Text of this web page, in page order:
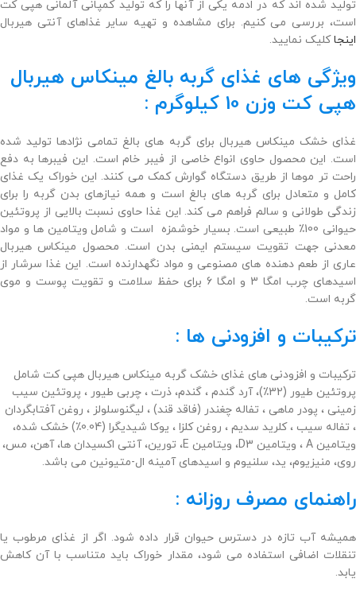
تولید شده اند که در ادمه یکی از آنها را که تولید کمپانی آلمانی هپی کت
است، بررسی می کنیم. برای مشاهده و تهیه سایر غذاهای آنتی هیربال
اینجاکلیک نمایید.
ویژگی های غذای گربه بالغ مینکاس هیربال
هپی کت وزن 10 کیلوگرم :
غذای خشک مینکاس هیربال برای گربه های بالغ تمامی نژادها تولید شده
است. این محصول حاوی انواع خاصی از فیبر خام است. این فیبرها به دفع
راحت تر موها از طریق دستگاه گوارش کمک می کنند. این خوراک یک غذای
کامل و متعادل برای گربه های بالغ است و همه نیازهای بدن گربه را برای
زندگی طولانی و سالم فراهم می کند. این غذا حاوی نسبت بالایی از پروتئین
حیوانی 100٪ طبیعی است. بسیار خوشمزه است و شامل ویتامین ها و مواد
معدنی جهت تقویت سیستم ایمنی بدن است. محصول مینکاس هیربال
عاری از طعم دهنده های مصنوعی و مواد نگهدارنده است. این غذا سرشار از
اسیدهای چرب امگا 3 و امگا 6 برای حفظ سلامت و تقویت پوست و موی
گربه است.
ترکیبات و افزودنی ها :
ترکیبات و افزودنی های غذای خشک گربه مینکاس هیربال هپی کت شامل
پروتئین طیور (32٪)، آرد گندم ، گندم، ذرت ، چربی طیور ، پروتئین سیب
زمینی ، پودر ماهی ، تفاله چغندر (فاقد قند) ، لیگنوسلولز ، روغن آفتابگردان
، تفاله سیب ، کلرید سدیم ، روغن کلزا ، یوکا شیدیگرا (0.04٪) خشک شده،
ویتامین A ، ویتامین D3، ویتامین E، تورین، آنتی اکسیدان ها، آهن، مس،
روی، منیزیوم، ید، سلنیوم و اسیدهای آمینه ال-متیونین می باشد.
راهنمای مصرف روزانه :
همیشه آب تازه در دسترس حیوان قرار داده شود. اگر از غذای مرطوب یا
تنقلات اضافی استفاده می شود، مقدار خوراک باید متناسب با آن کاهش
یابد.